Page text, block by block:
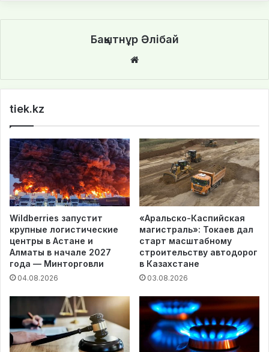
Бақытнұр Әлібай
te
tiek.kz
Wildberries запустит
крупные логистические
центры в Астане и
Алматы в начале 2027
года — Минторговли
04.08.2026
«Аральско-Каспийская
магистраль»: Токаев дал
старт масштабному
строительству автодорог
в Казахстане
03.08.2026